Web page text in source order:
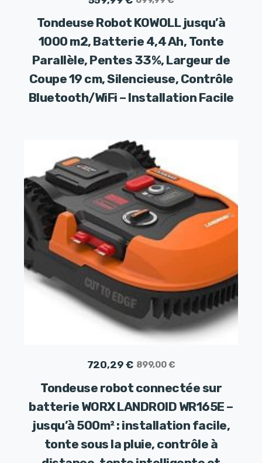
Tondeuse Robot KOWOLL jusqu’à
1000 m2, Batterie 4,4 Ah, Tonte
Parallèle, Pentes 33%, Largeur de
Coupe 19 cm, Silencieuse, Contrôle
Bluetooth/WiFi – Installation Facile
prix
était :
699,99 €.
prix
559,99 €.
Tondeuse robot connectée sur
batterie WORX LANDROID WR165E –
jusqu’à 500m² : installation facile,
tonte sous la pluie, contrôle à
899,00€
Le
prix
899,00 €.
720,29€Le
prix
720,29 €.